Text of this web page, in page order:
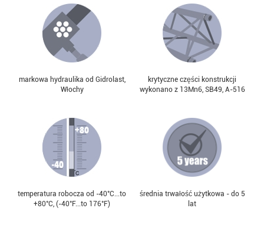
markowa hydraulika od Gidrolast,
Włochy
krytyczne części konstrukcji
wykonano z 13Mn6, SB49, А-516
temperatura robocza od -40°С...to
+80°С, (-40°F...to 176°F)
średnia trwałość użytkowa - do 5
lat